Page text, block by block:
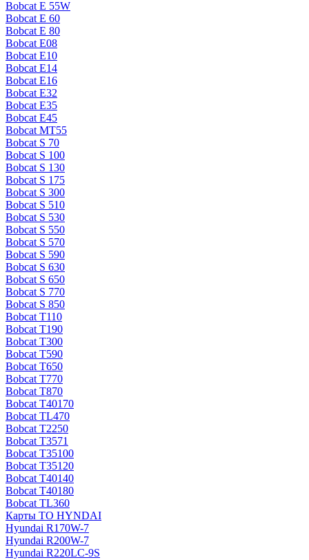
Bobcat E 55W
Bobcat E 60
Bobcat E 80
Bobcat E08
Bobcat E10
Bobcat E14
Bobcat E16
Bobcat E32
Bobcat E35
Bobcat E45
Bobcat MT55
Bobcat S 70
Bobcat S 100
Bobcat S 130
Bobcat S 175
Bobcat S 300
Bobcat S 510
Bobcat S 530
Bobcat S 550
Bobcat S 570
Bobcat S 590
Bobcat S 630
Bobcat S 650
Bobcat S 770
Bobcat S 850
Bobcat T110
Bobcat T190
Bobcat T300
Bobcat T590
Bobcat T650
Bobcat T770
Bobcat T870
Bobcat T40170
Bobcat TL470
Bobcat Т2250
Bobcat Т3571
Bobcat Т35100
Bobcat Т35120
Bobcat Т40140
Bobcat Т40180
Bobcat ТL360
Карты ТО HYNDAI
Hyundai R170W-7
Hyundai R200W-7
Hyundai R220LC-9S